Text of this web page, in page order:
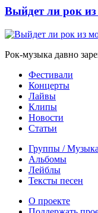
Выйдет ли рок
Рок-музыка давно
Фестивали
Концерты
Лайвы
Клипы
Новости
Статьи
Группы /
Альбомы
Лейблы
Тексты песен
О проекте